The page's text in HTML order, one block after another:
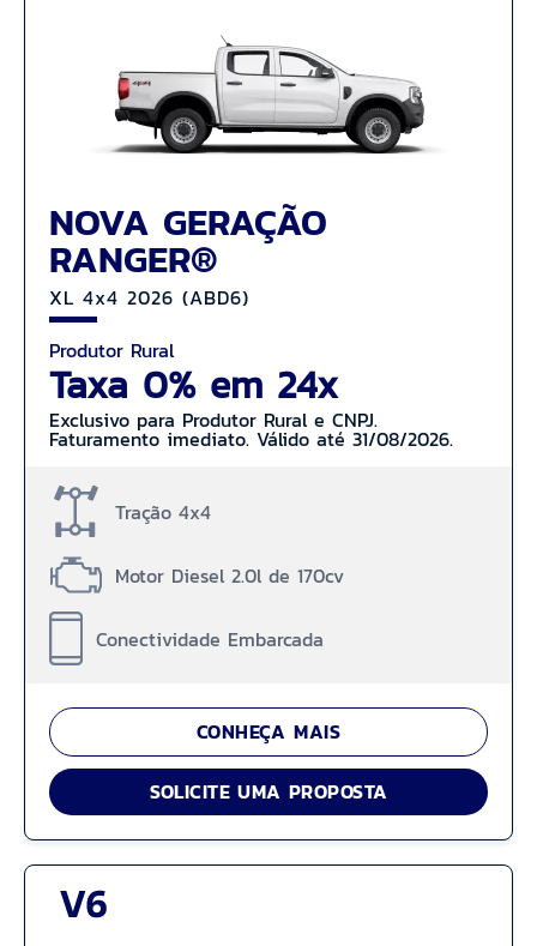
NOVA GERAÇÃO
RANGER®
XL 4x4 2026 (ABD6)
Produtor Rural
Taxa 0% em 24x
Exclusivo para Produtor Rural e CNPJ.
Faturamento imediato. Válido até 31/08/2026.
Tração 4x4
Motor Diesel 2.0l de 170cv
Conectividade Embarcada
CONHEÇA MAIS
SOLICITE UMA PROPOSTA